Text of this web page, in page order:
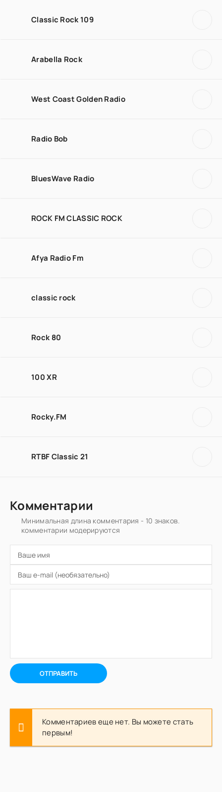
Classic Rock 109
Arabella Rock
West Coast Golden Radio
Radio Bob
BluesWave Radio
ROCK FM CLASSIC ROCK
Afya Radio Fm
classic rock
Rock 80
100 XR
Rocky.FM
RTBF Classic 21
Комментарии
Минимальная длина комментария - 10 знаков.
комментарии модерируются
ОТПРАВИТЬ
Комментариев еще нет. Вы можете стать
первым!